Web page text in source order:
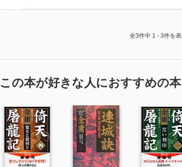
全3件中 1 - 3件を
この本が好きな人におすすめの本